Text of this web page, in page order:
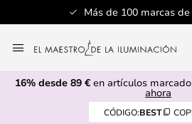
Más de 100 marcas
al
contenido
16% desde 89 € en artículos
ahora
CÓDIGO:BEST